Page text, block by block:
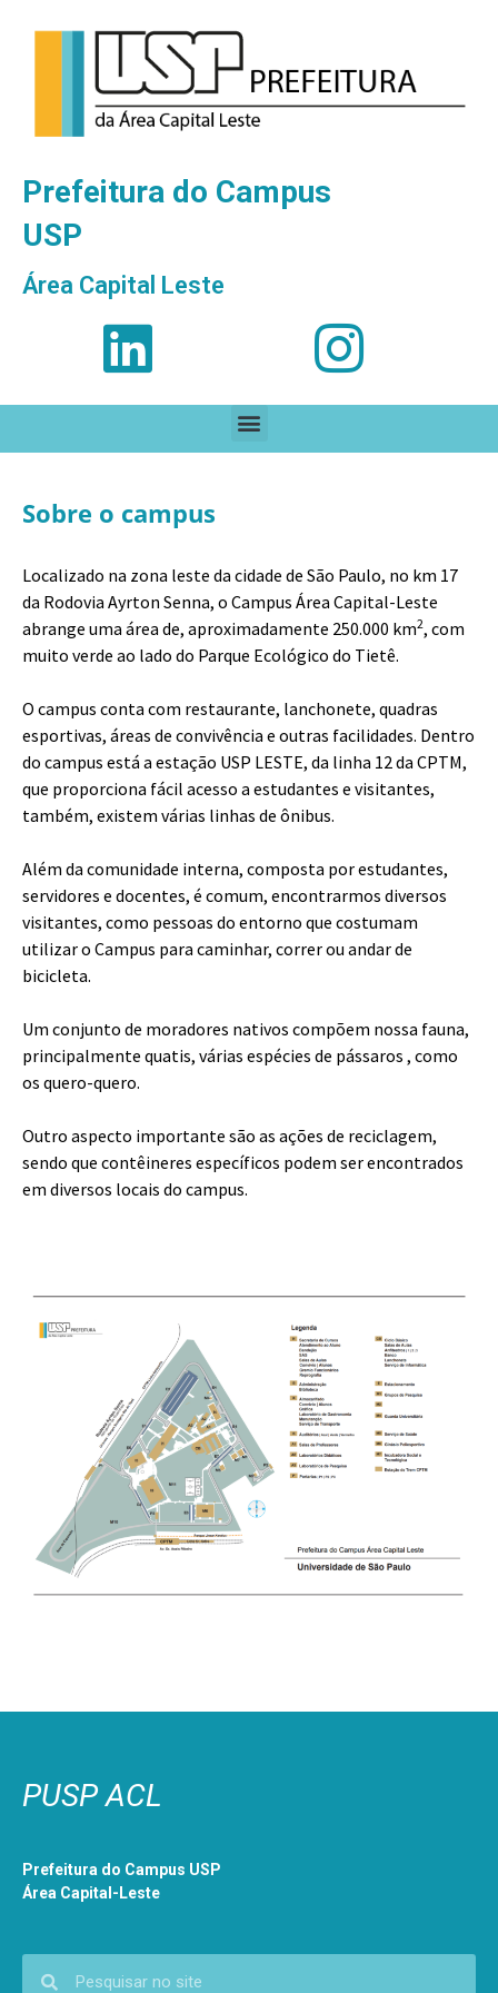
Prefeitura do Campus
USP
Área Capital Leste
Sobre o campus
Localizado na zona leste da cidade de São Paulo, no km 17
da Rodovia Ayrton Senna, o Campus Área Capital-Leste
abrange uma área de, aproximadamente 250.000 km2, com
muito verde ao lado do Parque Ecológico do Tietê.
O campus conta com restaurante, lanchonete, quadras
esportivas, áreas de convivência e outras facilidades. Dentro
do campus está a estação USP LESTE, da linha 12 da CPTM,
que proporciona fácil acesso a estudantes e visitantes,
também, existem várias linhas de ônibus.
Além da comunidade interna, composta por estudantes,
servidores e docentes, é comum, encontrarmos diversos
visitantes, como pessoas do entorno que costumam
utilizar o Campus para caminhar, correr ou andar de
bicicleta.
Um conjunto de moradores nativos compõem nossa fauna,
principalmente quatis, várias espécies de pássaros , como
os quero-quero.
Outro aspecto importante são as ações de reciclagem,
sendo que contêineres específicos podem ser encontrados
em diversos locais do campus.
PUSP ACL
Prefeitura do Campus USP
Área Capital-Leste